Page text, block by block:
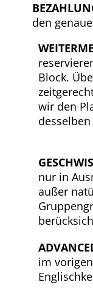
den
Block.
wir den
nur in
außer
im